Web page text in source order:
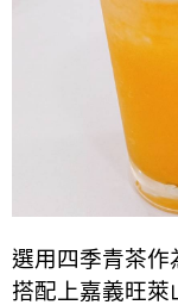
選用四季青茶作
搭配上嘉義旺萊